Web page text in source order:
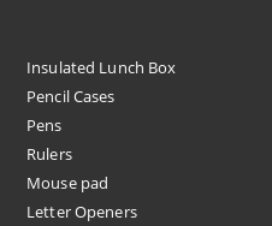
Insulated Lunch Box
Pencil Cases
Pens
Rulers
Mouse pad
Letter Openers